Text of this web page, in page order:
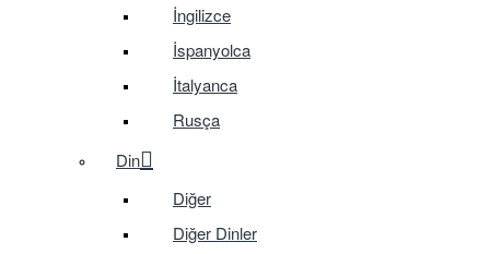
İngilizce
İspanyolca
İtalyanca
Rusça
Din
Diğer
Diğer Dinler